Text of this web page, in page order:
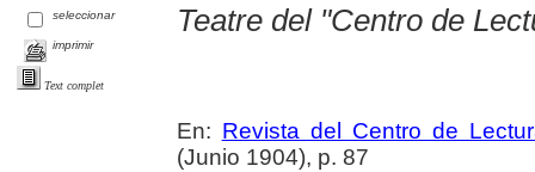
seleccionar
imprimir
Text complet
Teatre del "Centro de
En: Revista del Centro de
(Junio 1904), p. 87